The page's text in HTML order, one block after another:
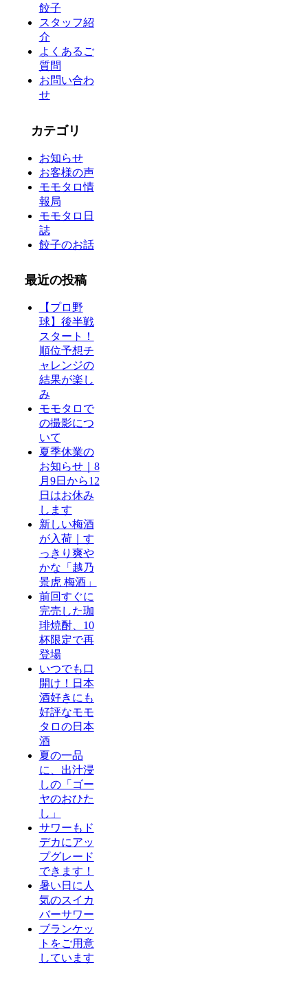
餃子
スタッフ紹
介
よくあるご
質問
お問い合わ
せ
カテゴリ
お知らせ
お客様の声
モモタロ情
報局
モモタロ日
誌
餃子のお話
最近の投稿
【プロ野
球】後半戦
スタート！
順位予想チ
ャレンジの
結果が楽し
み
モモタロで
の撮影につ
いて
夏季休業の
お知らせ｜8
月9日から12
日はお休み
します
新しい梅酒
が入荷｜す
っきり爽や
かな「越乃
景虎 梅酒」
前回すぐに
完売した珈
琲焼酎、10
杯限定で再
登場
いつでも口
開け！日本
酒好きにも
好評なモモ
タロの日本
酒
夏の一品
に、出汁浸
しの「ゴー
ヤのおひた
し」
サワーもド
デカにアッ
プグレード
できます！
暑い日に人
気のスイカ
バーサワー
ブランケッ
トをご用意
しています